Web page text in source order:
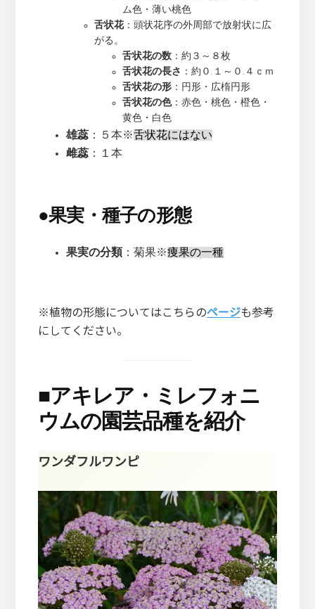
ム色・薄い桃色
舌状花：頭状花序の外周部で放射状に広
がる。
舌状花の数：約３～８枚
舌状花の長さ ：約０.１～０.４ｃｍ
舌状花の形：円形・広楕円形
舌状花の色：赤色・桃色・橙色・
黄色・白色
雄蕊：５本※舌状花にはない
雌蕊：１本
●果実・種子の形態
果実の分類 ：菊果※痩果の一種
※植物の形態についてはこちらのページも参考
にしてください。
■アキレア・ミレフォニ
ウムの園芸品種を紹介
ワンダフルワンピ